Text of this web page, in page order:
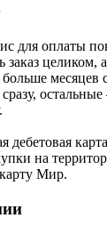
для оплаты
целиком,
больше
на
Мир.